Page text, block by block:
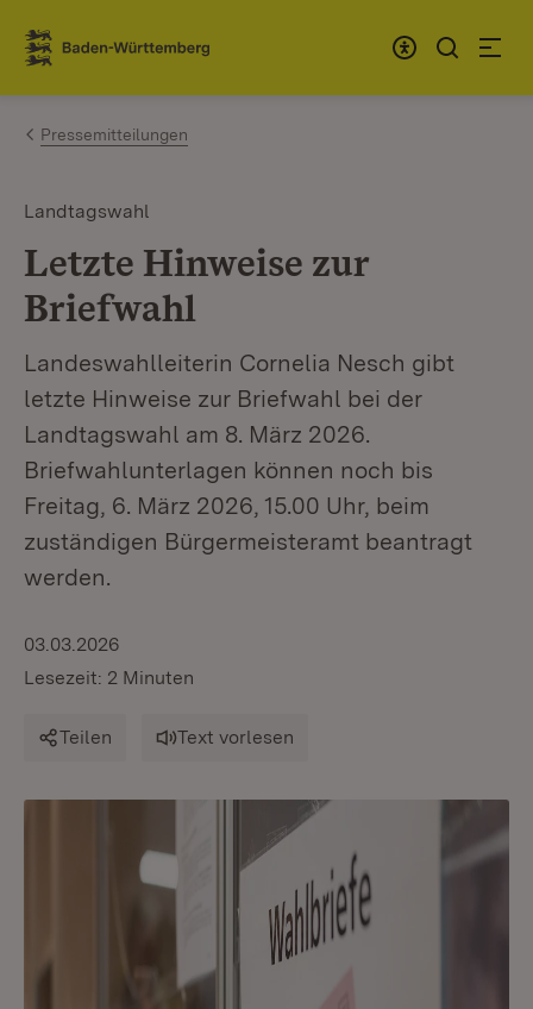
Zum Inhalt springen
Link zur Startseite
Pressemitteilungen
Landtagswahl
Letzte Hinweise zur
Briefwahl
Landeswahlleiterin Cornelia Nesch gibt
letzte Hinweise zur Briefwahl bei der
Landtagswahl am 8. März 2026.
Briefwahlunterlagen können noch bis
Freitag, 6. März 2026, 15.00 Uhr, beim
zuständigen Bürgermeisteramt beantragt
werden.
03.03.2026
Lesezeit: 2 Minuten
Teilen Text vorlesen